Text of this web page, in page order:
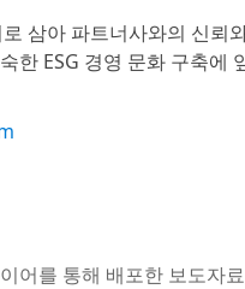
로 삼아 파트너사와의 신
한 ESG 경영 문화 구축에
어를 통해 배포한 보도자